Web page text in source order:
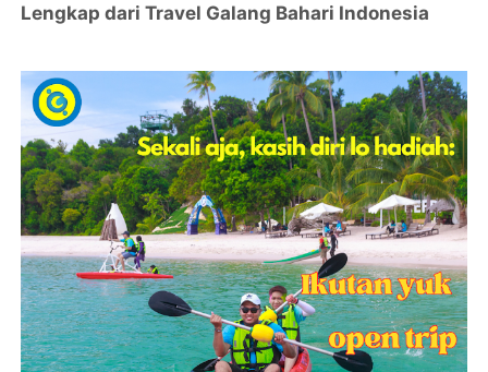
Lengkap dari Travel Galang Bahari Indonesia